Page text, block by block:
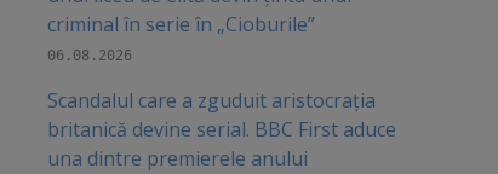
criminal în serie în „Cioburile”
06.08.2026
Scandalul care a zguduit aristocrația
britanică devine serial. BBC First aduce
una dintre premierele anului